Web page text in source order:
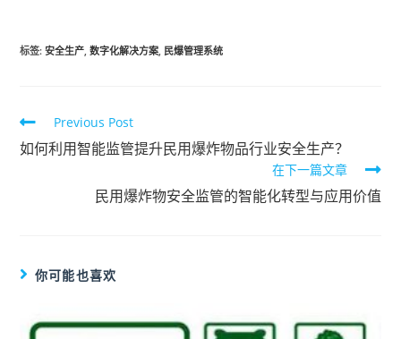
标签:安全生产 数字化解决方案 民爆管理系统
Previous Post
如何利用智能监管提升民用爆炸物品行业安全生产？
在下一篇文章
民用爆炸物安全监管的智能化转型与应用价值
你可能也喜欢